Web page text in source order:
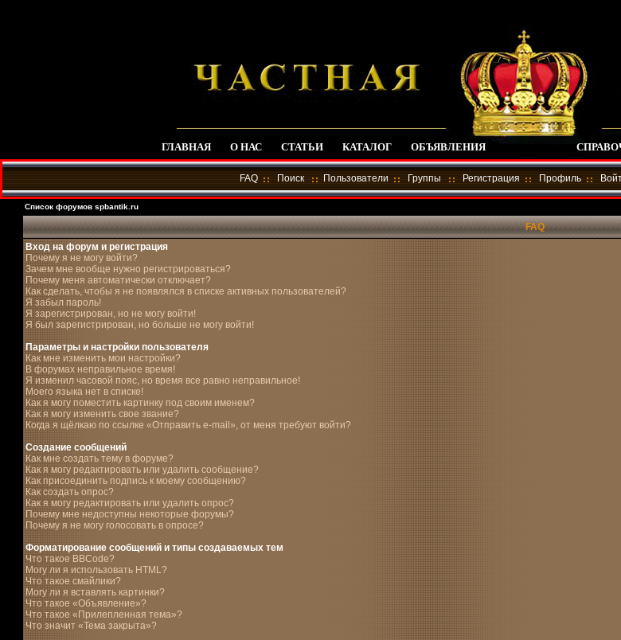
ГЛАВНАЯ О НАС СТАТЬИ КАТАЛОГ ОБЪЯВЛЕНИЯ
FAQ Поиск Пользователи Группы Регистрация Профиль
Список форумов spbantik.ru
FAQ
Вход на форум и регистрация
Почему я не могу войти?
Зачем мне вообще нужно регистрироваться?
Почему меня автоматически отключает?
Как сделать, чтобы я не появлялся в списке активных пользователей?
Я забыл пароль!
Я зарегистрирован, но не могу войти!
Я был зарегистрирован, но больше не могу войти!
Параметры и настройки пользователя
Как мне изменить мои настройки?
В форумах неправильное время!
Я изменил часовой пояс, но время все равно неправильное!
Моего языка нет в списке!
Как я могу поместить картинку под своим именем?
Как я могу изменить свое звание?
Когда я щёлкаю по ссылке «Отправить e-mail», от меня требуют войти?
Создание сообщений
Как мне создать тему в форуме?
Как я могу редактировать или удалить сообщение?
Как присоединить подпись к моему сообщению?
Как создать опрос?
Как я могу редактировать или удалить опрос?
Почему мне недоступны некоторые форумы?
Почему я не могу голосовать в опросе?
Форматирование сообщений и типы создаваемых тем
Что такое BBCode?
Могу ли я использовать HTML?
Что такое смайлики?
Могу ли я вставлять картинки?
Что такое «Объявление»?
Что такое «Прилепленная тема»?
Что значит «Тема закрыта»?